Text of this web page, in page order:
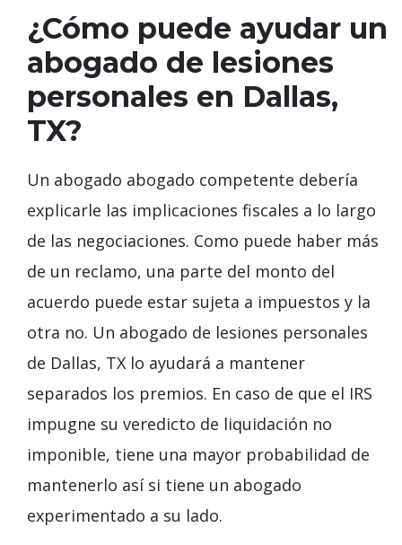
¿Cómo puede ayudar un
abogado de lesiones
personales en Dallas,
TX?
Un abogado abogado competente debería
explicarle las implicaciones fiscales a lo largo
de las negociaciones. Como puede haber más
de un reclamo, una parte del monto del
acuerdo puede estar sujeta a impuestos y la
otra no. Un abogado de lesiones personales
de Dallas, TX lo ayudará a mantener
separados los premios. En caso de que el IRS
impugne su veredicto de liquidación no
imponible, tiene una mayor probabilidad de
mantenerlo así si tiene un abogado
experimentado a su lado.